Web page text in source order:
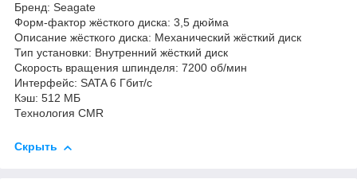
Бренд: Seagate
Форм-фактор жёсткого диска: 3,5 дюйма
Описание жёсткого диска: Механический жёсткий диск
Тип установки: Внутренний жёсткий диск
Скорость вращения шпинделя: 7200 об/мин
Интерфейс: SATA 6 Гбит/с
Кэш: 512 МБ
Технология CMR
Скрыть